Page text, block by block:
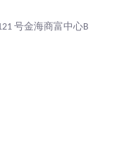
号金海商富中心B